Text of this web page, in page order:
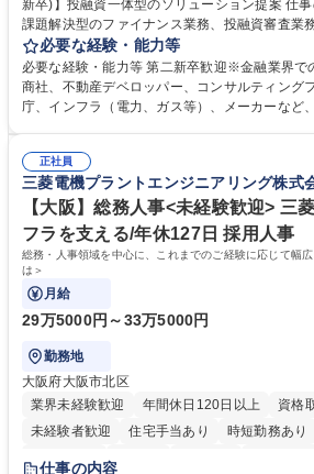
新卒)】投融資一体型のソリューション提案 仕事の内容 DBJの総合職は、
課題解決型のファイナンス業務、投融資審査業
リー業務、地域戦略企画業務など、多様な業務
掛け合わせて広く社会に貢献していく職種です。 入社後は、横断的なロ
テーションを経て適性や専門性に応じたキャリ
す。総合職として入社いただき、下記いずれか
ート・ナレッジ業務 ※それぞれの業務内容に関
件備考欄に記載 募集職種 【総合職/ポテンシャル採用(第2新卒)】投融資一
体型のソリューション提案
必要な経験・能力等
必要な経験・能力等 第二新卒歓迎※金融業界で
商社、不動産デベロッパー、コンサルティング
庁、インフラ（電力、ガス等）、メーカーなど
く高い志を併せもった人材を求めています。ポ
卒）では、金融業界での経験や知識を問いませ
て、複雑化する社会課題の解決に向けて先鞭を
いう気概をお持ちの方を心待ちにしています。 学歴・資格 学歴：大学院
大学 語学力： 資格：
正社員
三菱電機プラントエンジニアリング株式
【大阪】総務人事<未経験歓迎> 三
フラを支える/年休127日 採用人事
総務・人事領域を中心に、これまでのご経験に応じて幅
は＞
月給
29万5000円～33万5000円
勤務地
大阪府大阪市北区
業界未経験歓迎
年間休日120日以上
資格
未経験者歓迎
住宅手当あり 時短勤務あり
退職金あり
仕事の内容